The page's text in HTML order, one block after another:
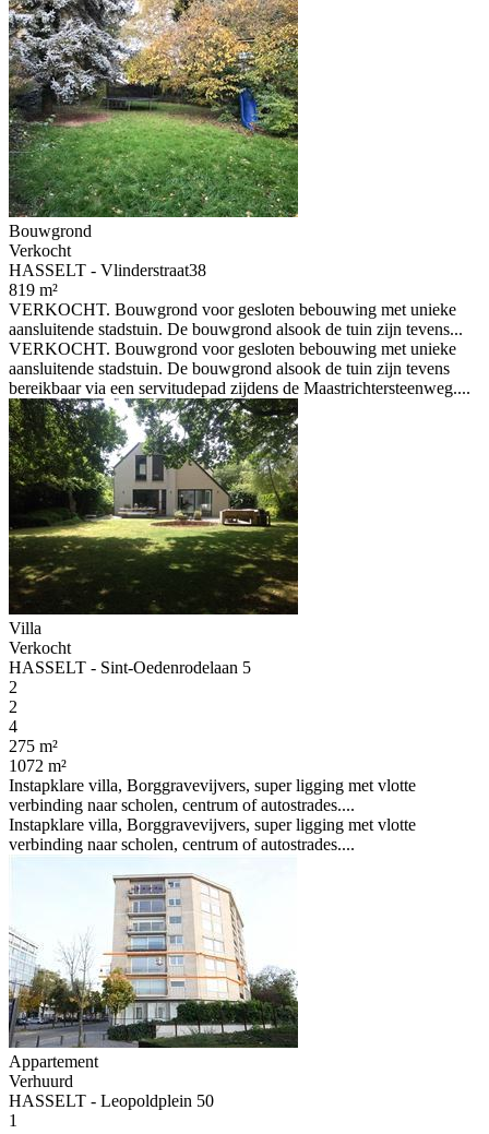
Bouwgrond
Verkocht
HASSELT - Vlinderstraat38
819 m²
VERKOCHT. Bouwgrond voor gesloten bebouwing met unieke
aansluitende stadstuin. De bouwgrond alsook de tuin zijn tevens...
VERKOCHT. Bouwgrond voor gesloten bebouwing met unieke
aansluitende stadstuin. De bouwgrond alsook de tuin zijn tevens
bereikbaar via een servitudepad zijdens de Maastrichtersteenweg....
Villa
Verkocht
HASSELT - Sint-Oedenrodelaan 5
2
2
4
275 m²
1072 m²
Instapklare villa, Borggravevijvers, super ligging met vlotte
verbinding naar scholen, centrum of autostrades....
Instapklare villa, Borggravevijvers, super ligging met vlotte
verbinding naar scholen, centrum of autostrades....
Appartement
Verhuurd
HASSELT - Leopoldplein 50
1